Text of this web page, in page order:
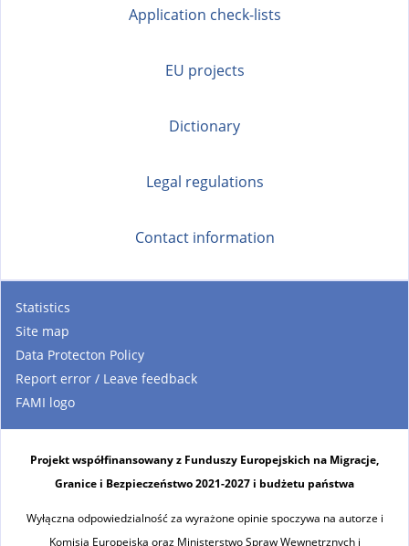
Application check-lists
EU projects
Dictionary
Legal regulations
Contact information
Statistics
Site map
Data Protecton Policy
Report error / Leave feedback
FAMI logo
Projekt współfinansowany z Funduszy Europejskich na Migracje,
Granice i Bezpieczeństwo 2021-2027 i budżetu państwa
Wyłączna odpowiedzialność za wyrażone opinie spoczywa na autorze i
Komisja Europejska oraz Ministerstwo Spraw Wewnętrznych i